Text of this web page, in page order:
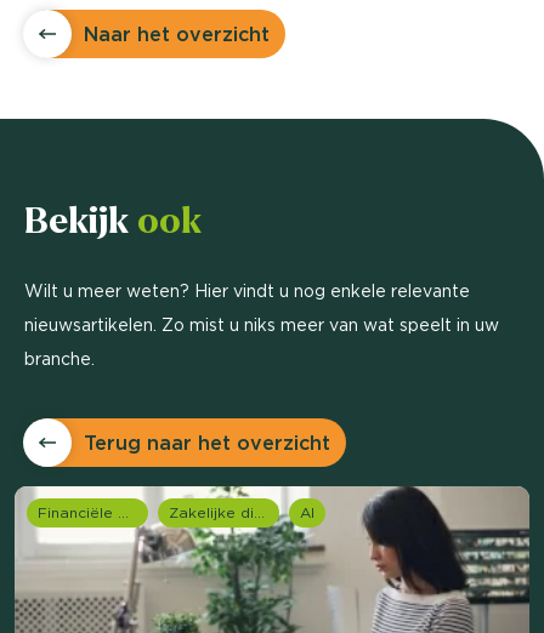
Naar het overzicht
Bekijk ook
Wilt u meer weten? Hier vindt u nog enkele relevante
nieuwsartikelen. Zo mist u niks meer van wat speelt in uw
branche.
Terug naar het overzicht
AI